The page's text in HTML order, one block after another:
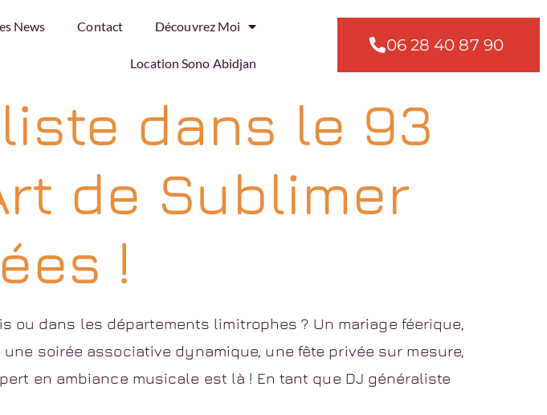
News Contact Découvrez Moi
Location Sono Abidjan
06 28 40 87 90 ​
dans le 93
de Sublimer
!
ou dans les départements limitrophes ? Un mariage féerique,
soirée associative dynamique, une fête privée sur mesure,
en ambiance musicale est là ! En tant que DJ généraliste